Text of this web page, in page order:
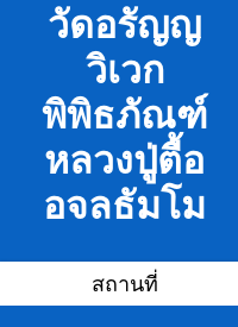
วัดอรัญญ
วิเวก
พิพิธภัณฑ์
หลวงปู่ตื้อ
อจลธัมโม
สถานที่